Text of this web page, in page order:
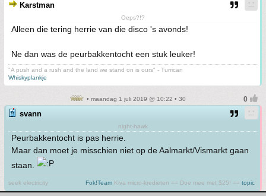
Karstman
Oeps?!?
Alleen die tering herrie van die disco 's avonds!
Ne dan was de peurbakkentocht een stuk leuker!
"A push and a rush and the land we stand on is ours" - Turrican
Whiskyplankje
• maandag 1 juli 2019 @ 10:22 • 30
svann
night-hawk
Peurbakkentocht is pas herrie.
Maar dan moet je misschien niet op de Aalmarkt/Vismarkt gaan
staan.
seek electricity Fok!Team Kiva micro-kredieten == Doe mee met $25! == topic